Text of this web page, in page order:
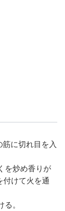
に切れ目を入
を炒め香りが
付けて火を通
。